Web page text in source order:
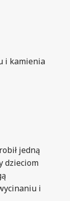
i kamienia
jedną
dzieciom
i